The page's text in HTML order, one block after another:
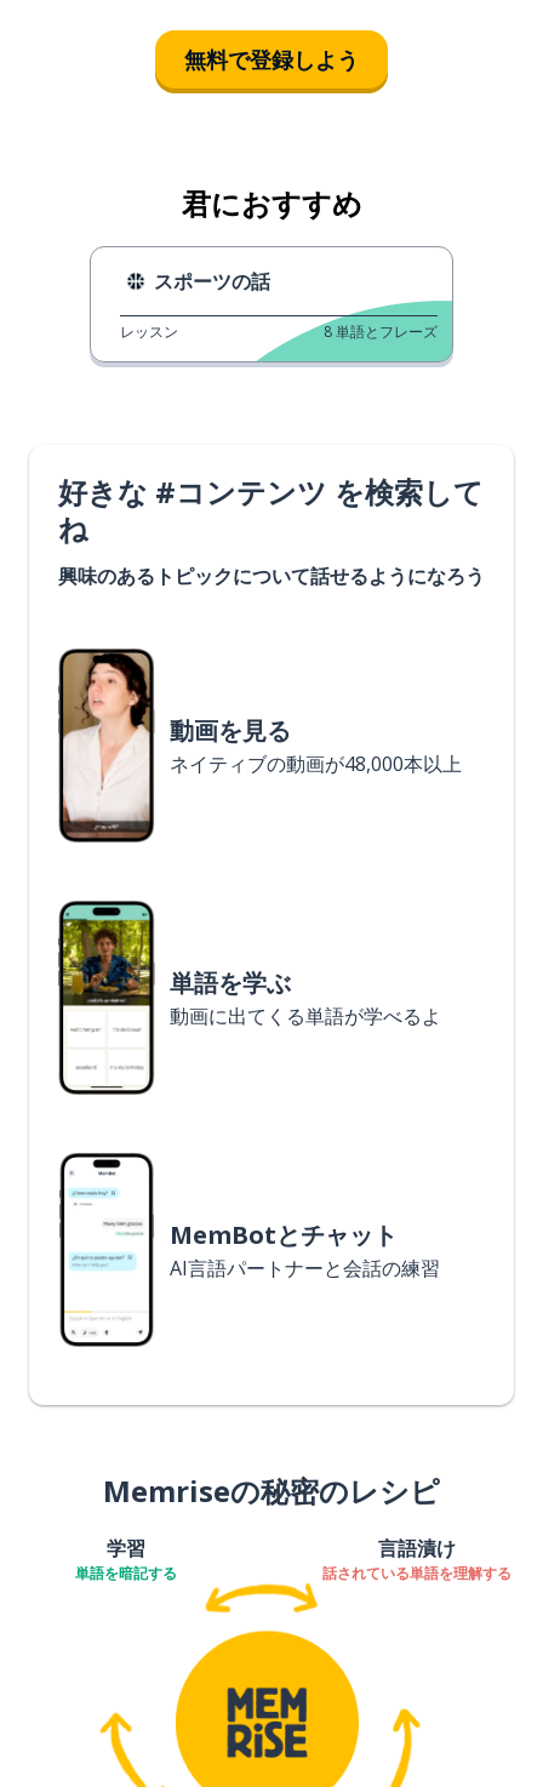
無料で登録しよう
君におすすめ
スポーツの話
レッスン 8単語とフレーズ
好きな #コンテンツ を検索して
ね
興味のあるトピックについて話せるようになろう
動画を見る
ネイティブの動画が48,000本以上
単語を学ぶ
動画に出てくる単語が学べるよ
MemBotとチャット
AI言語パートナーと会話の練習
Memriseの秘密のレシピ
学習
単語を暗記する
言語漬け
話されている単語を理解する